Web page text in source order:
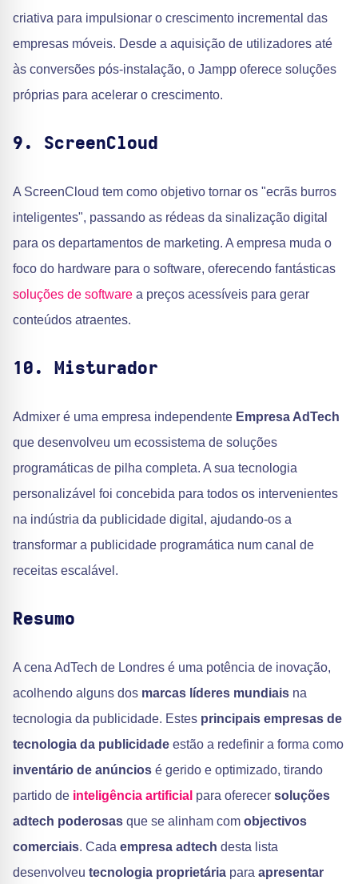
criativa para impulsionar o crescimento incremental das
empresas móveis. Desde a aquisição de utilizadores até
às conversões pós-instalação, o Jampp oferece soluções
próprias para acelerar o crescimento.
9. ScreenCloud
A ScreenCloud tem como objetivo tornar os "ecrãs burros
inteligentes", passando as rédeas da sinalização digital
para os departamentos de marketing. A empresa muda o
foco do hardware para o software, oferecendo fantásticas
soluções de software a preços acessíveis para gerar
conteúdos atraentes.
10. Misturador
Admixer é uma empresa independente Empresa AdTech
que desenvolveu um ecossistema de soluções
programáticas de pilha completa. A sua tecnologia
personalizável foi concebida para todos os intervenientes
na indústria da publicidade digital, ajudando-os a
transformar a publicidade programática num canal de
receitas escalável.
Resumo
A cena AdTech de Londres é uma potência de inovação,
acolhendo alguns dos marcas líderes mundiais na
tecnologia da publicidade. Estes principais empresas de
tecnologia da publicidade estão a redefinir a forma como
inventário de anúncios é gerido e optimizado, tirando
partido de inteligência artificial para oferecer soluções
adtech poderosas que se alinham com objectivos
comerciais. Cada empresa adtech desta lista
desenvolveu tecnologia proprietária para apresentar